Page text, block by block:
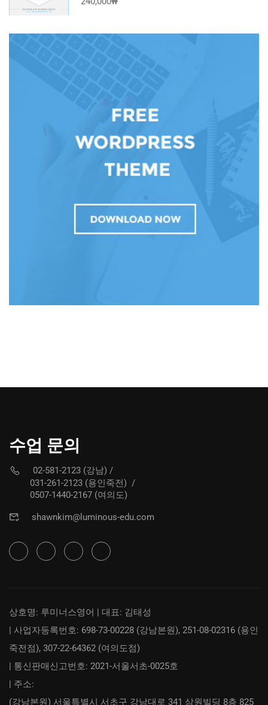
수업 문의
02-581-2123 (강남) /
031-261-2123 (용인죽전) /
0507-1440-2167 (여의도)
shawnkim@luminous-edu.com
상호명: 루미너스영어 | 대표: 김태성
| 사업자등록번호: 698-73-00228 (강남본원), 251-08-02316 (용인
죽전점), 307-22-64362 (여의도점)
| 통신판매신고번호: 2021-서울서초-0025호
| 주소:
(강남본원) 서울특별시 서초구 강남대로 341 삼원빌딩 8층 825